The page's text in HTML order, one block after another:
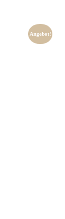
Angebot!